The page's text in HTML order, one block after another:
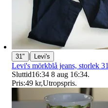
31" | Levi's
Levi's mörkblå jeans, storlek 31
Sluttid16:34 8 aug 16:34.
Pris:49 kr,Utropspris.